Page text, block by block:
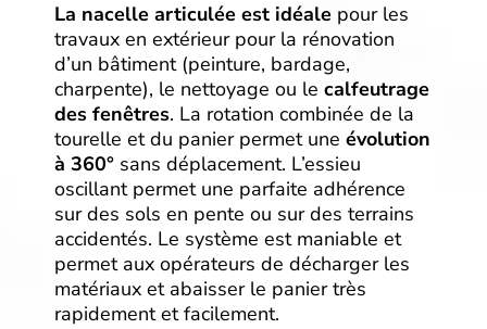
La nacelle articulée est idéale pour les
travaux en extérieur pour la rénovation
d’un bâtiment (peinture, bardage,
charpente), le nettoyage ou le calfeutrage
des fenêtres. La rotation combinée de la
tourelle et du panier permet une évolution
à 360° sans déplacement. L’essieu
oscillant permet une parfaite adhérence
sur des sols en pente ou sur des terrains
accidentés. Le système est maniable et
permet aux opérateurs de décharger les
matériaux et abaisser le panier très
rapidement et facilement.